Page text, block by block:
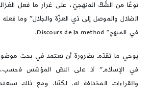
نوعًا من الشّكّ المنهجيّ، على غرار ما فعل
الضلال والموصل إلى ذي العزّة والجلال” وما
في المنهج” Discours de la method.
يوحي ما تقدّم بضرورة أن نعتمد في بحث
في الإسلام” لا على النصّ المؤسّس فحسب،
والقراءات المختلفة له. لكنّنا، ومع ذلك